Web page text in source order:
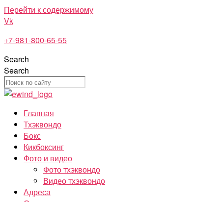
Перейти к содержимому
Vk
+7-981-800-65-55
Search
Search
Главная
Тхэквондо
Бокс
Кикбоксинг
Фото и видео
Фото тхэквондо
Видео тхэквондо
Адреса